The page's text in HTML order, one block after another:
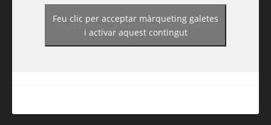
https://www.facebook.com/guiadereus/
Feu clic per acceptar màrqueting galetes
i activar aquest contingut